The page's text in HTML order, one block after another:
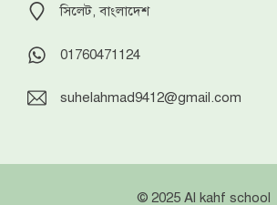
সিলেট, বাংলাদেশ
01760471124
suhelahmad9412@gmail.com
© 2025 Al kahf school